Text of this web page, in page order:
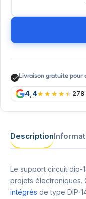
Livraison gratuite pour
4,4 278
Description
Le support circuit dip-
projets électroniques.
intégrés de type DIP-